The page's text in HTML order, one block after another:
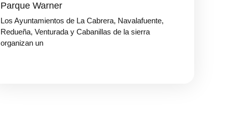
Parque Warner
Los Ayuntamientos de La Cabrera, Navalafuente,
Redueña, Venturada y Cabanillas de la sierra
organizan un